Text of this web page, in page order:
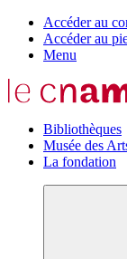
Accéder au
Accéder au
Menu
Bibliothèques
Musée des
La fondation